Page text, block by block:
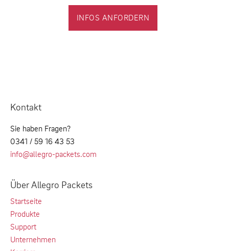
INFOS ANFORDERN
Kontakt
Sie haben Fragen?
0341 / 59 16 43 53
info@allegro-packets.com
Über Allegro Packets
Startseite
Produkte
Support
Unternehmen